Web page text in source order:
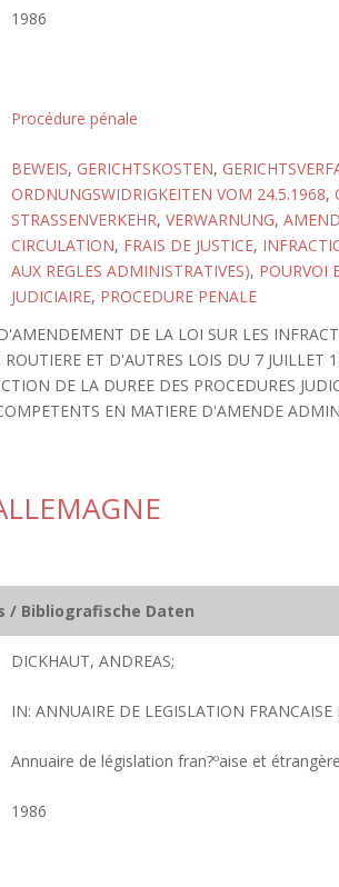
1986
Procédure pénale
BEWEIS, GERICHTSKOSTEN,
ORDNUNGSWIDRIGKEITEN VOM 24.5.1968,
STRASSENVERKEHR, VERWARNUNG,
CIRCULATION, FRAIS DE JUSTICE,
AUX REGLES ADMINISTRATIVES), POURVOI
JUDICIAIRE, PROCEDURE PENALE
DE LA LOI SUR LES
ET D'AUTRES LOIS DU 7 JUILLET
DE LA DUREE DES PROCEDURES
EN MATIERE D'AMENDE
/ Bibliografische Daten
DICKHAUT, ANDREAS;
IN: ANNUAIRE DE LEGISLATION
Annuaire de législation fran?ºaise et étrangère
1986